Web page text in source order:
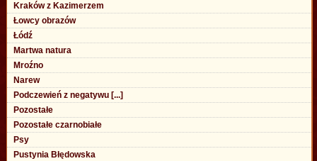
Kraków z Kazimerzem
Łowcy obrazów
Łódź
Martwa natura
Mroźno
Narew
Podczewień z negatywu [...]
Pozostałe
Pozostałe czarnobiałe
Psy
Pustynia Błędowska